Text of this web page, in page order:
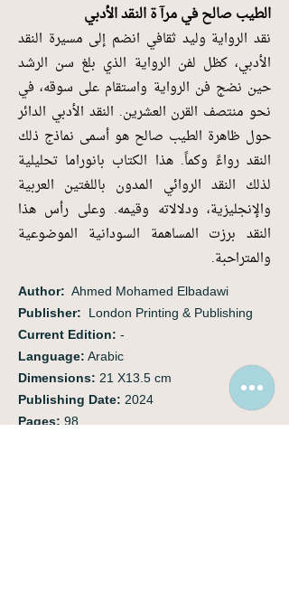
الطيب صالح في مرآ ة النقد الأدبي
نقد الرواية وليد ثقافي انضم إلى مسيرة النقد
الأدبي، كظل لفن الرواية الذي بلغ سن الرشد
حين نضج فن الرواية واستقام على سوقه، في
نحو منتصف القرن العشرين. النقد الأدبي الدائر
حول ظاهرة الطيب صالح هو أسمى نماذج ذلك
النقد رواءً وكماً. هذا الكتاب بانوراما تحليلية
لذلك النقد الروائي المدون باللغتين العربية
والإنجليزية، ودلالاته وقيمه. وعلى رأس هذا
النقد برزت المساهمة السودانية الموضوعية
والمتراحبة.
Author: ‭ Ahmed Mohamed Elbadawi
Publisher: London Printing & Publishing
Current Edition: -
Language: Arabic
Dimensions: 21 X13.5 cm
Publishing Date: 2024
Pages: 98